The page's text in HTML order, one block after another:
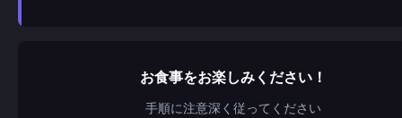
お食事をお楽しみください！
手順に注意深く従ってください